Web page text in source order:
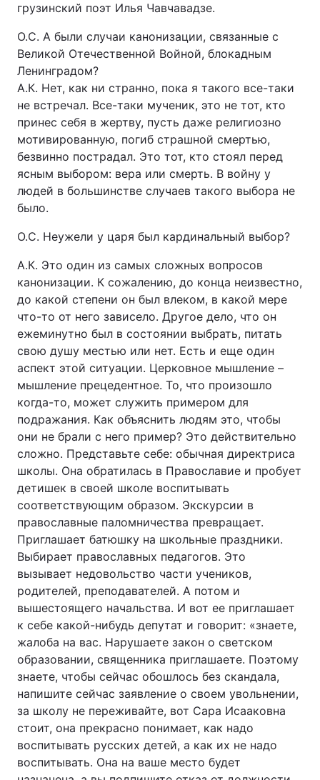
грузинский поэт Илья Чавчавадзе.
О.С. А были случаи канонизации, связанные с
Великой Отечественной Войной, блокадным
Ленинградом?
А.К. Нет, как ни странно, пока я такого все-таки
не встречал. Все-таки мученик, это не тот, кто
принес себя в жертву, пусть даже религиозно
мотивированную, погиб страшной смертью,
безвинно пострадал. Это тот, кто стоял перед
ясным выбором: вера или смерть. В войну у
людей в большинстве случаев такого выбора не
было.
О.С. Неужели у царя был кардинальный выбор?
А.К. Это один из самых сложных вопросов
канонизации. К сожалению, до конца неизвестно,
до какой степени он был влеком, в какой мере
что-то от него зависело. Другое дело, что он
ежеминутно был в состоянии выбрать, питать
свою душу местью или нет. Есть и еще один
аспект этой ситуации. Церковное мышление –
мышление прецедентное. То, что произошло
когда-то, может служить примером для
подражания. Как объяснить людям это, чтобы
они не брали с него пример? Это действительно
сложно. Представьте себе: обычная директриса
школы. Она обратилась в Православие и пробует
детишек в своей школе воспитывать
соответствующим образом. Экскурсии в
православные паломничества превращает.
Приглашает батюшку на школьные праздники.
Выбирает православных педагогов. Это
вызывает недовольство части учеников,
родителей, преподавателей. А потом и
вышестоящего начальства. И вот ее приглашает
к себе какой-нибудь депутат и говорит: «знаете,
жалоба на вас. Нарушаете закон о светском
образовании, священника приглашаете. Поэтому
знаете, чтобы сейчас обошлось без скандала,
напишите сейчас заявление о своем увольнении,
за школу не переживайте, вот Сара Исааковна
стоит, она прекрасно понимает, как надо
воспитывать русских детей, а как их не надо
воспитывать. Она на ваше место будет